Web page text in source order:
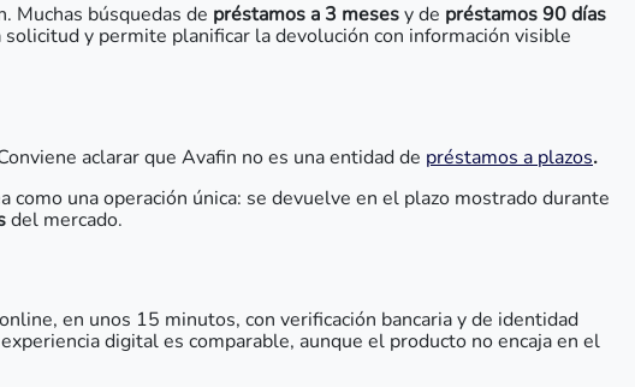
Muchas búsquedas de préstamos a 3 mesesy de préstamos 90 días
y permite planificar la devolución con información visible
aclarar que Avafin no es una entidad de préstamos a plazos.
una operación única: se devuelve en el plazo mostrado durante
del mercado.
en unos 15 minutos, con verificación bancaria y de identidad
digital es comparable, aunque el producto no encaja en el